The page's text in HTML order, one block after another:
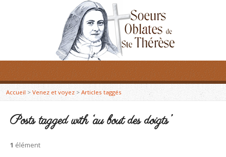
Accueil> Venez et voyez > Articles taggés
Posts tagged with ‘au bout des doigts’
1 élément